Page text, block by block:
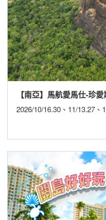
【南亞】馬航愛馬仕-珍
2026/10/16.30、11/13.27、